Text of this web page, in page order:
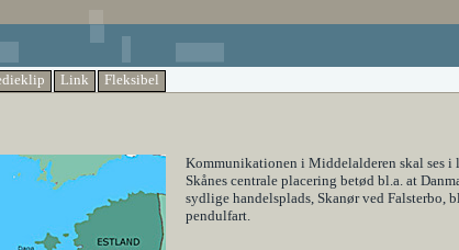
Link Fleksibel
Kommunikationen i Middelalderen skal ses i
Skånes centrale placering betød bl.a. at
sydlige handelsplads, Skanør ved
pendulfart.